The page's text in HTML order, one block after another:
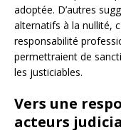
adoptée. D’autres
alternatifs à la nullité,
responsabilité
permettraient de
les justiciables.
Vers une
acteurs